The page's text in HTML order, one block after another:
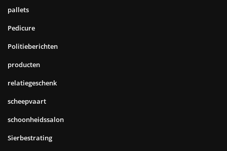
pallets
Pedicure
Politieberichten
producten
relatiegeschenk
scheepvaart
schoonheidssalon
Sierbestrating